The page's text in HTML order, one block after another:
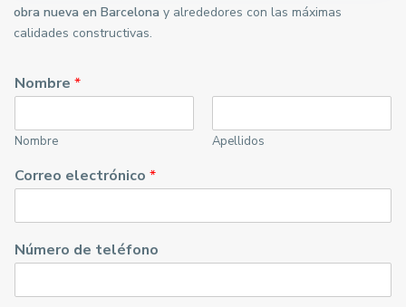
obra nueva en Barcelona y alrededores con las máximas
calidades constructivas.
Nombre *
Nombre Apellidos
Correo electrónico *
Número de teléfono